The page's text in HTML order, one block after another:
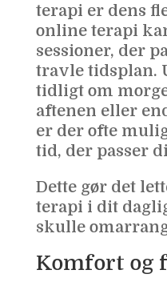
terapi er dens
online terapi
sessioner, der
travle tidsplan.
tidligt om
aftenen eller
er der ofte
tid, der passer
Dette gør det
terapi i dit
skulle
Komfort og